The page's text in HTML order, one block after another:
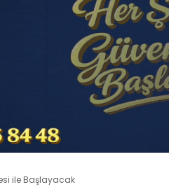
ile Başlayacak